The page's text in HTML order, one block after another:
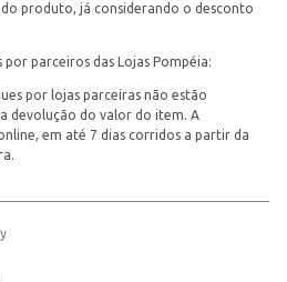
produto, já considerando o desconto
parceiros das Lojas Pompéia:
por lojas parceiras não estão
devolução do valor do item. A
em até 7 dias corridos a partir da